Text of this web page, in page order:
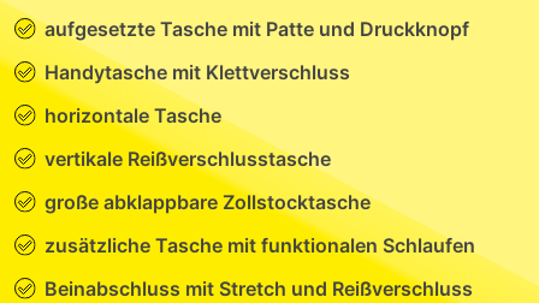
aufgesetzte Tasche mit Patte und Druckknopf
Handytasche mit Klettverschluss
horizontale Tasche
vertikale Reißverschluss­tasche
große abklappbare Zollstocktasche
zusätzliche Tasche mit funktionalen Schlaufen
Beinabschluss mit Stretch und Reißverschluss